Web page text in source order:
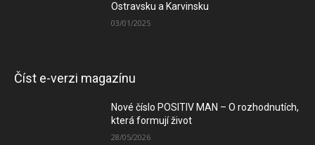
Ostravsku a Karvinsku
03/01/2025
Číst e-verzi magazínu
Nové číslo POSITIV MAN – O rozhodnutích,
která formují život
28/05/2026